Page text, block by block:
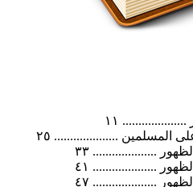
١١
.................... ٢٥
٣٣
٤١
٤٧